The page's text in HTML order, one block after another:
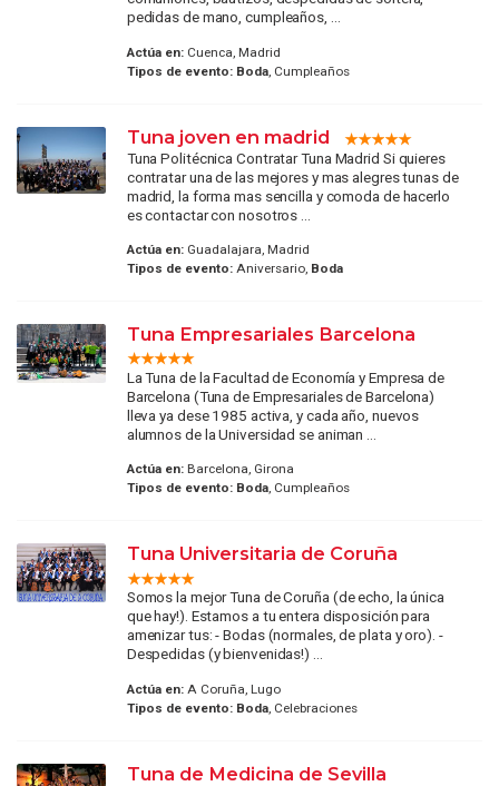
pedidas de mano, cumpleaños, ...
Actúa en:Cuenca, Madrid
Tipos de evento: Boda, Cumpleaños
Tuna joven en madrid
Tuna Politécnica Contratar Tuna Madrid Si quieres
contratar una de las mejores y mas alegres tunas de
madrid, la forma mas sencilla y comoda de hacerlo
es contactar con nosotros ...
Actúa en:Guadalajara, Madrid
Tipos de evento:Aniversario, Boda
Tuna Empresariales Barcelona
La Tuna de la Facultad de Economía y Empresa de
Barcelona (Tuna de Empresariales de Barcelona)
lleva ya dese 1985 activa, y cada año, nuevos
alumnos de la Universidad se animan ...
Actúa en:Barcelona, Girona
Tipos de evento: Boda, Cumpleaños
Tuna Universitaria de Coruña
Somos la mejor Tuna de Coruña (de echo, la única
que hay!). Estamos a tu entera disposición para
amenizar tus: - Bodas (normales, de plata y oro). -
Despedidas (y bienvenidas!) ...
Actúa en:A Coruña, Lugo
Tipos de evento: Boda, Celebraciones
Tuna de Medicina de Sevilla